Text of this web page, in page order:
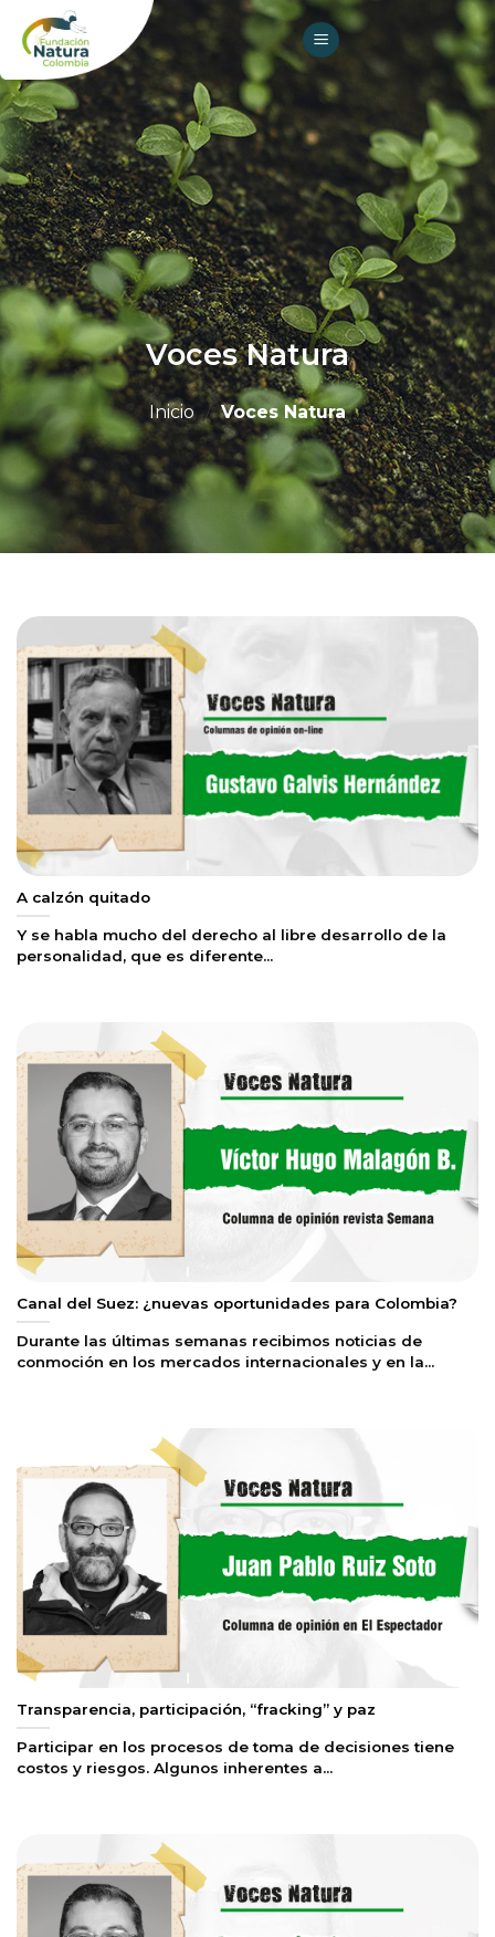
content
Voces Natura
Inicio / Voces Natura
A calzón quitado
Y se habla mucho del derecho al libre desarrollo de la
personalidad, que es diferente...
Canal del Suez: ¿nuevas oportunidades para Colombia?
Durante las últimas semanas recibimos noticias de
conmoción en los mercados internacionales y en la...
Transparencia, participación, “fracking” y paz
Participar en los procesos de toma de decisiones tiene
costos y riesgos. Algunos inherentes a...